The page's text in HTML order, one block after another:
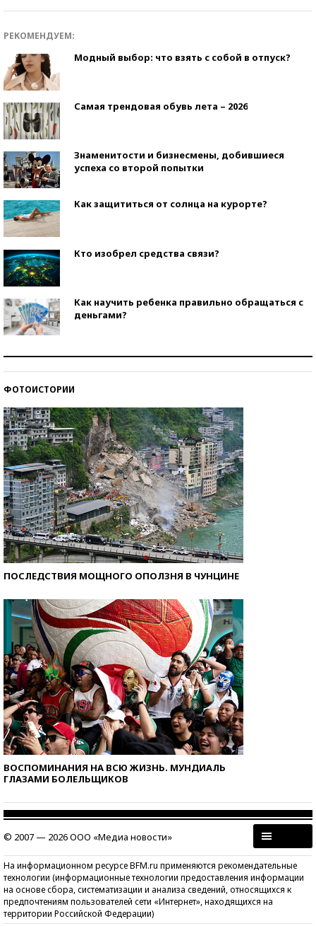
РЕКОМЕНДУЕМ:
Модный выбор: что взять с собой в отпуск?
Самая трендовая обувь лета – 2026
Знаменитости и бизнесмены, добившиеся
успеха со второй попытки
Как защититься от солнца на курорте?
Кто изобрел средства связи?
Как научить ребенка правильно обращаться с
деньгами?
ФОТОИСТОРИИ
ПОСЛЕДСТВИЯ МОЩНОГО ОПОЛЗНЯ В ЧУНЦИНЕ
ВОСПОМИНАНИЯ НА ВСЮ ЖИЗНЬ. МУНДИАЛЬ
ГЛАЗАМИ БОЛЕЛЬЩИКОВ
© 2007 — 2026 ООО «Медиа новости»
На информационном ресурсе BFM.ru применяются рекомендательные
технологии (информационные технологии предоставления информации
на основе сбора, систематизации и анализа сведений, относящихся к
предпочтениям пользователей сети «Интернет», находящихся на
территории Российской Федерации)